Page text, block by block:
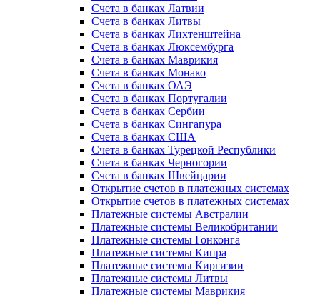
Счета в банках Латвии
Счета в банках Литвы
Счета в банках Лихтенштейна
Счета в банках Люксембурга
Счета в банках Маврикия
Счета в банках Монако
Счета в банках ОАЭ
Счета в банках Португалии
Счета в банках Сербии
Счета в банках Сингапура
Счета в банках США
Счета в банках Турецкой Республики
Счета в банках Черногории
Счета в банках Швейцарии
Открытие счетов в платежных системах
Открытие счетов в платежных системах
Платежные системы Австралии
Платежные системы Великобритании
Платежные системы Гонконга
Платежные системы Кипра
Платежные системы Киргизии
Платежные системы Литвы
Платежные системы Маврикия